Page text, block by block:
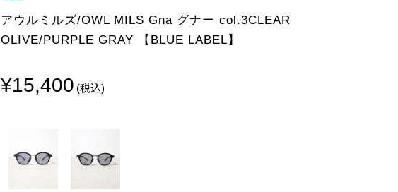
アウルミルズ/OWL MILS Gna グナー col.3CLEAR
OLIVE/PURPLE GRAY 【BLUE LABEL】
¥15,400 (税込)